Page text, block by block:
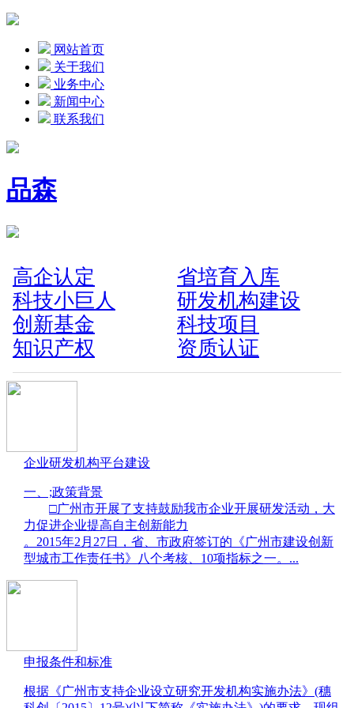
网站首页
关于我们
业务中心
新闻中心
联系我们
品森
高企认定
省培育入库
科技小巨人
研发机构建设
创新基金
科技项目
知识产权
资质认证
企业研发机构平台建设
​一、;政策背景
力促进企业提高自主创新能力
。2015年2月27日，省、市政府签订的《广州市建设创新
型城市工作责任书》八个考核、10项指标之一。...
申报条件和标准
​根据《广州市支持企业设立研究开发机构实施办法》(穗